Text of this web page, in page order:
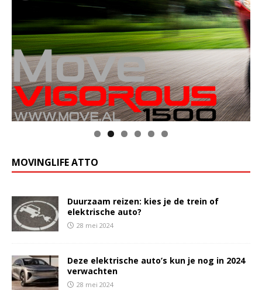
MOVINGLIFE ATTO
Duurzaam reizen: kies je de trein of
elektrische auto?
28 mei 2024
Deze elektrische auto’s kun je nog in 2024
verwachten
28 mei 2024